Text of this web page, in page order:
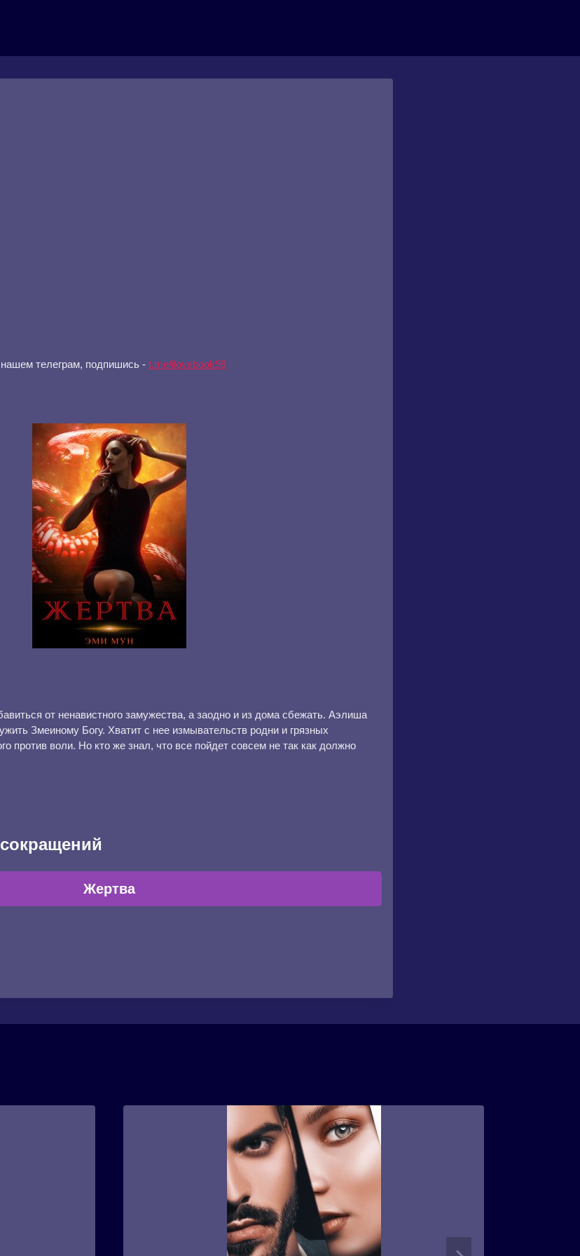
телеграм, подпишись - t.me/ilovebook99
от ненавистного замужества, а заодно и из дома сбежать. Аэлиша
Змеиному Богу. Хватит с нее измывательств родни и грязных
против воли. Но кто же знал, что все пойдет совсем не так как должно
Жертва